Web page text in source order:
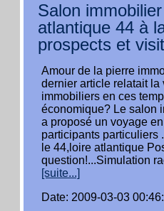
Salon
atlantique 44 à
prospects et
Amour de la pierre
dernier article relatait
immobiliers en ces
économique? Le salon
a proposé un voyage
participants particuliers
le 44,loire atlantique
question!...Simulation
[suite...]
Date: 2009-03-03